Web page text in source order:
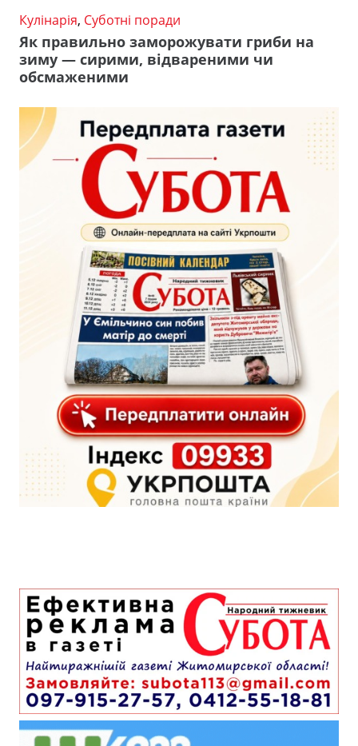
Кулінарія, Суботні поради
Як правильно заморожувати гриби на
зиму — сирими, відвареними чи
обсмаженими